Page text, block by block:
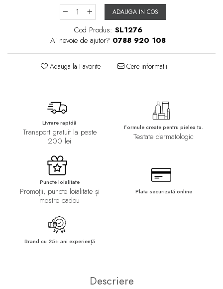
ADAUGA IN COS
Cod Produs: SL1276
Ai nevoie de ajutor? 0788 920 108
Adauga la Favorite Cere informatii
Livrare rapidă
Transport gratuit la peste
200 lei
Formule create pentru pielea ta.
Testate dermatologic
Puncte loialitate
Promoții, puncte loialitate și
mostre cadou
Plata securizată online
Brand cu 25+ ani experiență
Descriere